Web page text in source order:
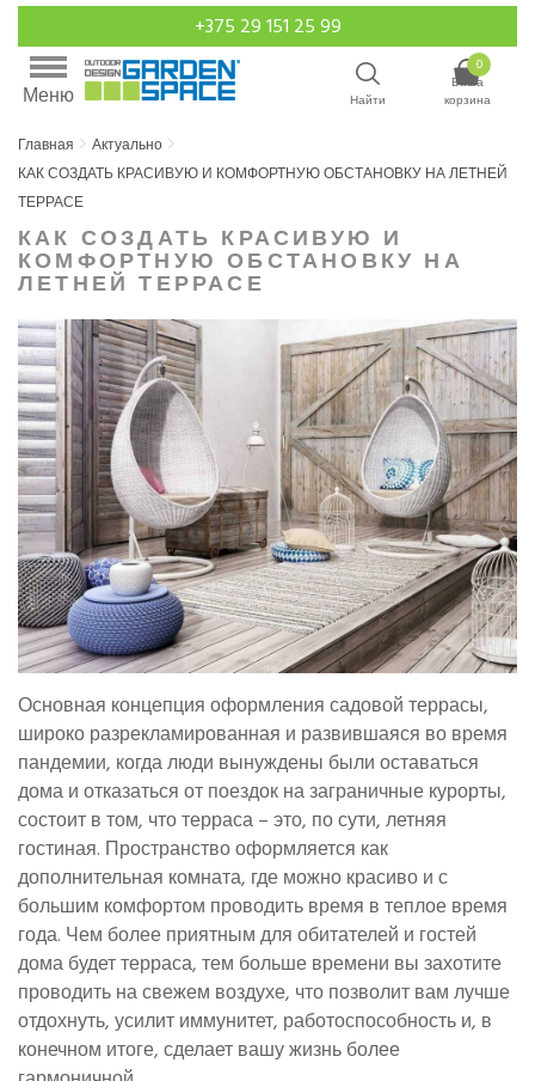
+375 29 151 25 99
Меню Найти
0
Ваша
корзина
Главная
Актуально
КАК СОЗДАТЬ КРАСИВУЮ И КОМФОРТНУЮ ОБСТАНОВКУ НА ЛЕТНЕЙ
ТЕРРАСЕ
КАК СОЗДАТЬ КРАСИВУЮ И
КОМФОРТНУЮ ОБСТАНОВКУ НА
ЛЕТНЕЙ ТЕРРАСЕ
Основная концепция оформления садовой террасы,
широко разрекламированная и развившаяся во время
пандемии, когда люди вынуждены были оставаться
дома и отказаться от поездок на заграничные курорты,
состоит в том, что терраса – это, по сути, летняя
гостиная. Пространство оформляется как
дополнительная комната, где можно красиво и с
большим комфортом проводить время в теплое время
года. Чем более приятным для обитателей и гостей
дома будет терраса, тем больше времени вы захотите
проводить на свежем воздухе, что позволит вам лучше
отдохнуть, усилит иммунитет, работоспособность и, в
конечном итоге, сделает вашу жизнь более